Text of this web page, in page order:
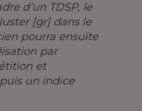
d’un TDSP, le
[gr] dans le
pourra ensuite
par
et
un indice